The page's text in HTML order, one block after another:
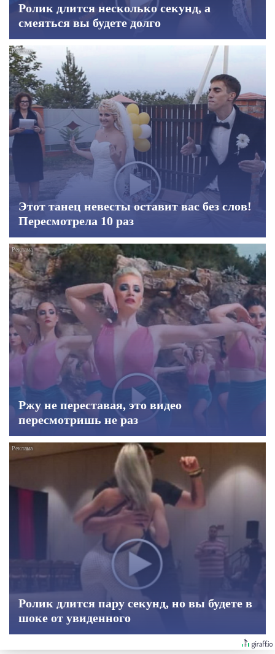
Ролик длится несколько секунд, а
смеяться вы будете долго
Этот танец невесты оставит вас без слов!
Пересмотрела 10 раз
Ржу не переставая, это видео
пересмотришь не раз
Ролик длится пару секунд, но вы будете в
шоке от увиденного